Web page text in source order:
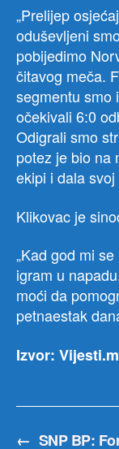
„Prelijep
oduševljeni
pobijedimo
čitavog meča.
segmentu smo
očekivali 6:0
Odigrali smo
potez je bio na
ekipi i dala
Klikovac je
„Kad god mi
igram u
moći da
petnaestak
Izvor:
← SNP BP: